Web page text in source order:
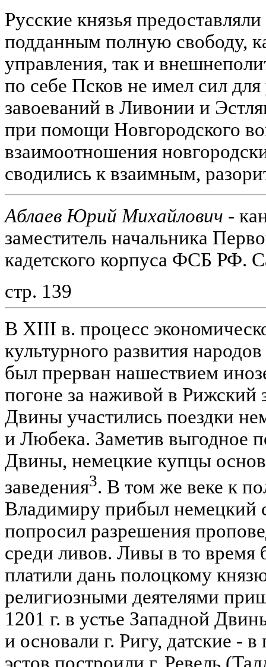
Русские князья
подданным полную свободу,
управления, так и
по себе Псков не имел сил
завоеваний в Ливонии и
при помощи Новгородского
взаимоотношения
сводились к взаимным,
Аблаев Юрий Михайлович -
заместитель начальника
кадетского корпуса ФСБ РФ.
стр. 139
В XIII в. процесс
культурного развития
был прерван нашествием
погоне за наживой в Рижский
Двины участились поездки
и Любека. Заметив выгодное
Двины, немецкие купцы
заведения3. В том же веке к
Владимиру прибыл немецкий
попросил разрешения
среди ливов. Ливы в то
платили дань полоцкому
религиозными деятелями
1201 г. в устье Западной
и основали г. Ригу, датские -